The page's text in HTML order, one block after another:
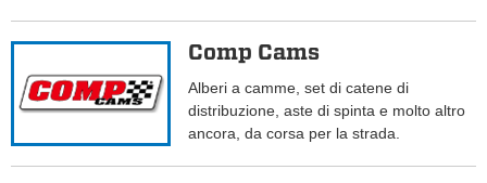
Comp Cams
Alberi a camme, set di catene di
distribuzione, aste di spinta e molto altro
ancora, da corsa per la strada.